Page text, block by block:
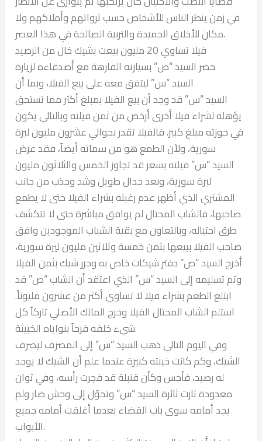
في زمن ينظر الناس للأشخاص حسب ثرواتهم وأملاكهم ولا
مكان للأخلاق الحميدة والتربية الصالحة في هذا العصر.
فيلا تساوي 20 مليون بيعت بشيك خال من الرصيد
حضر السيد “ص” بسيارته الفارهة مع أصدقاءه لزيارة
السيد “س” ليتفق معه على بيع الفيلا، وبما أن
السيد “س” قد وجد أن بيع الفيلا بمبلغ أكثر مما تستحق
يؤهله لشراء فيلا أخرى أرخص من ثمن فيلته وبالتالي يكون
في حوزته مبلغ كبير. فالفيلا تقدر بحوالي عشرون مليون ليرة
سورية، ولأن الطمع هو من سماته أيضاً، فقد عرض
السيد “س” فيلته بسعر قد تجاوز الخمس والثلاثون مليون
ليرة سورية، وبعد جدال طويل وشد وجذب من جانب
المشتري الذي أظهر عدم رغبته بشراء الفيلا حتى لا يطمع
صاحبها، فالشاب المحتال لم يوافق مباشرة حتى لا تتكشف
طرق احتياله، وبالتعاون مع بقية الشباب الموجودين وافق
صاحب الفيلا ببيعها بثمن خمسة وثلاثين مليون ليرة سورية،
أخرج السيد “ص” دفتر شيكات خاص به وحرر شيك بثمن الفيلا
وتم تسليمه إلى السيد “س” الذي اعتقد أن الشاب “ص” قد
ابتلع الطعم بشراء فيلا لا تساوي أكثر من عشرون مليوناً.
استلم الشاب المحتال الفيلا وخرج المالك الأصلي تاركاً كل
شيء خلفه فرحاً بنواياه الخبيثة.
وفي اليوم التالي ذهب السيد “س” إلى المصرف ليصرف
الشيك، وكم كانت خيبته كبيرة عندما علم أن الشيك لا يوجد
له رصيد، فأحس وكأن قنبلة قد فجرت رأسه، وفي ثوان
معدودة ثارت ثائرة السيد “س” وتحوّل إلى وحش ضار ولم
يجد أمامه سوى باب القضاء بعدما أغلقت أمامه جميع
الأبواب.